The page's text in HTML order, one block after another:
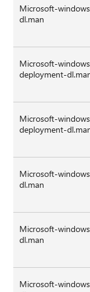
Microsoft-
dl.man
Microsoft-
deployment-
Microsoft-
deployment-
Microsoft-
dl.man
Microsoft-
dl.man
Microsoft-